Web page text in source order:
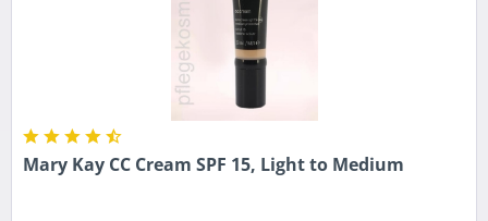
Mary Kay CC Cream SPF 15, Light to Medium